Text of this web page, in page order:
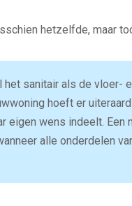
hetzelfde, maar
het sanitair als de vloer-
hoeft er
eigen wens indeelt. Een
alle onderdelen